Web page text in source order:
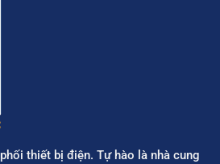
thiết bị điện. Tự hào là nhà cung